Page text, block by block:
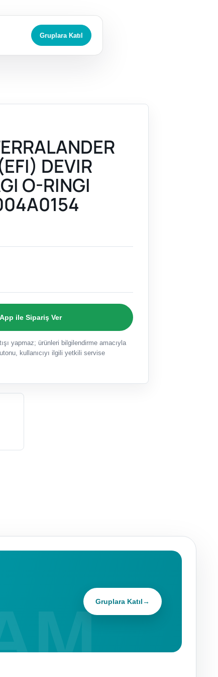
Gruplara Katıl
DEVIR
O-RINGI
ile Sipariş Ver
yapmaz; ürünleri bilgilendirme amacıyla
kullanıcıyı ilgili yetkili servise
Gruplara Katıl→